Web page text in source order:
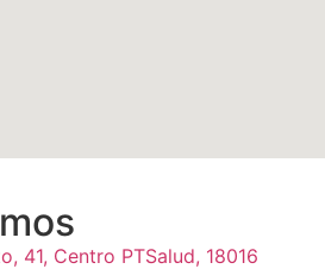
41, Centro PTSalud, 18016